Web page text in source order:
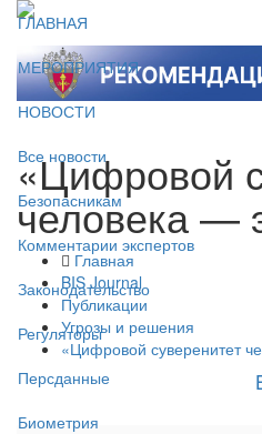
ГЛАВНАЯ
МЕРОПРИЯТИЯ
НОВОСТИ
Все новости
Безопасникам
Комментарии экспертов
Законодательство
Регуляторы
Персданные
Биометрия
«Цифровой
человека —
Главная
BIS Journal
Публикации
Угрозы и решения
«Цифровой суверенитет